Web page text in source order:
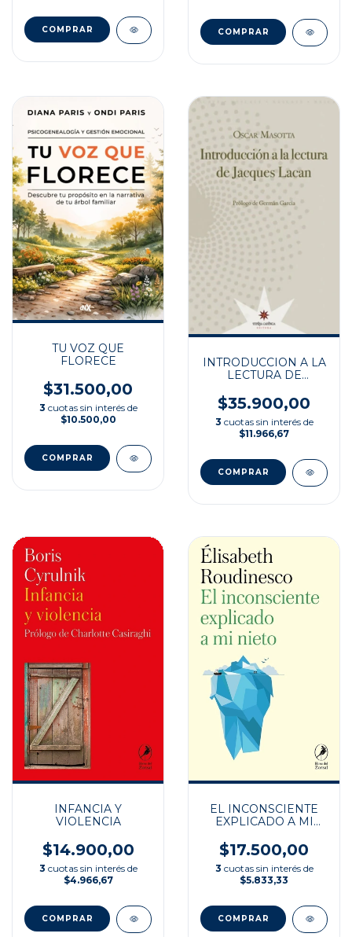
TU VOZ QUE
FLORECE
$31.500,00
3 cuotas sin interés de
$10.500,00
INTRODUCCION A LA
LECTURA DE
$35.900,00
3 cuotas sin interés de
$11.966,67
INFANCIA Y
VIOLENCIA
$14.900,00
3 cuotas sin interés de
$4.966,67
EL INCONSCIENTE
EXPLICADO A MI
$17.500,00
3 cuotas sin interés de
$5.833,33